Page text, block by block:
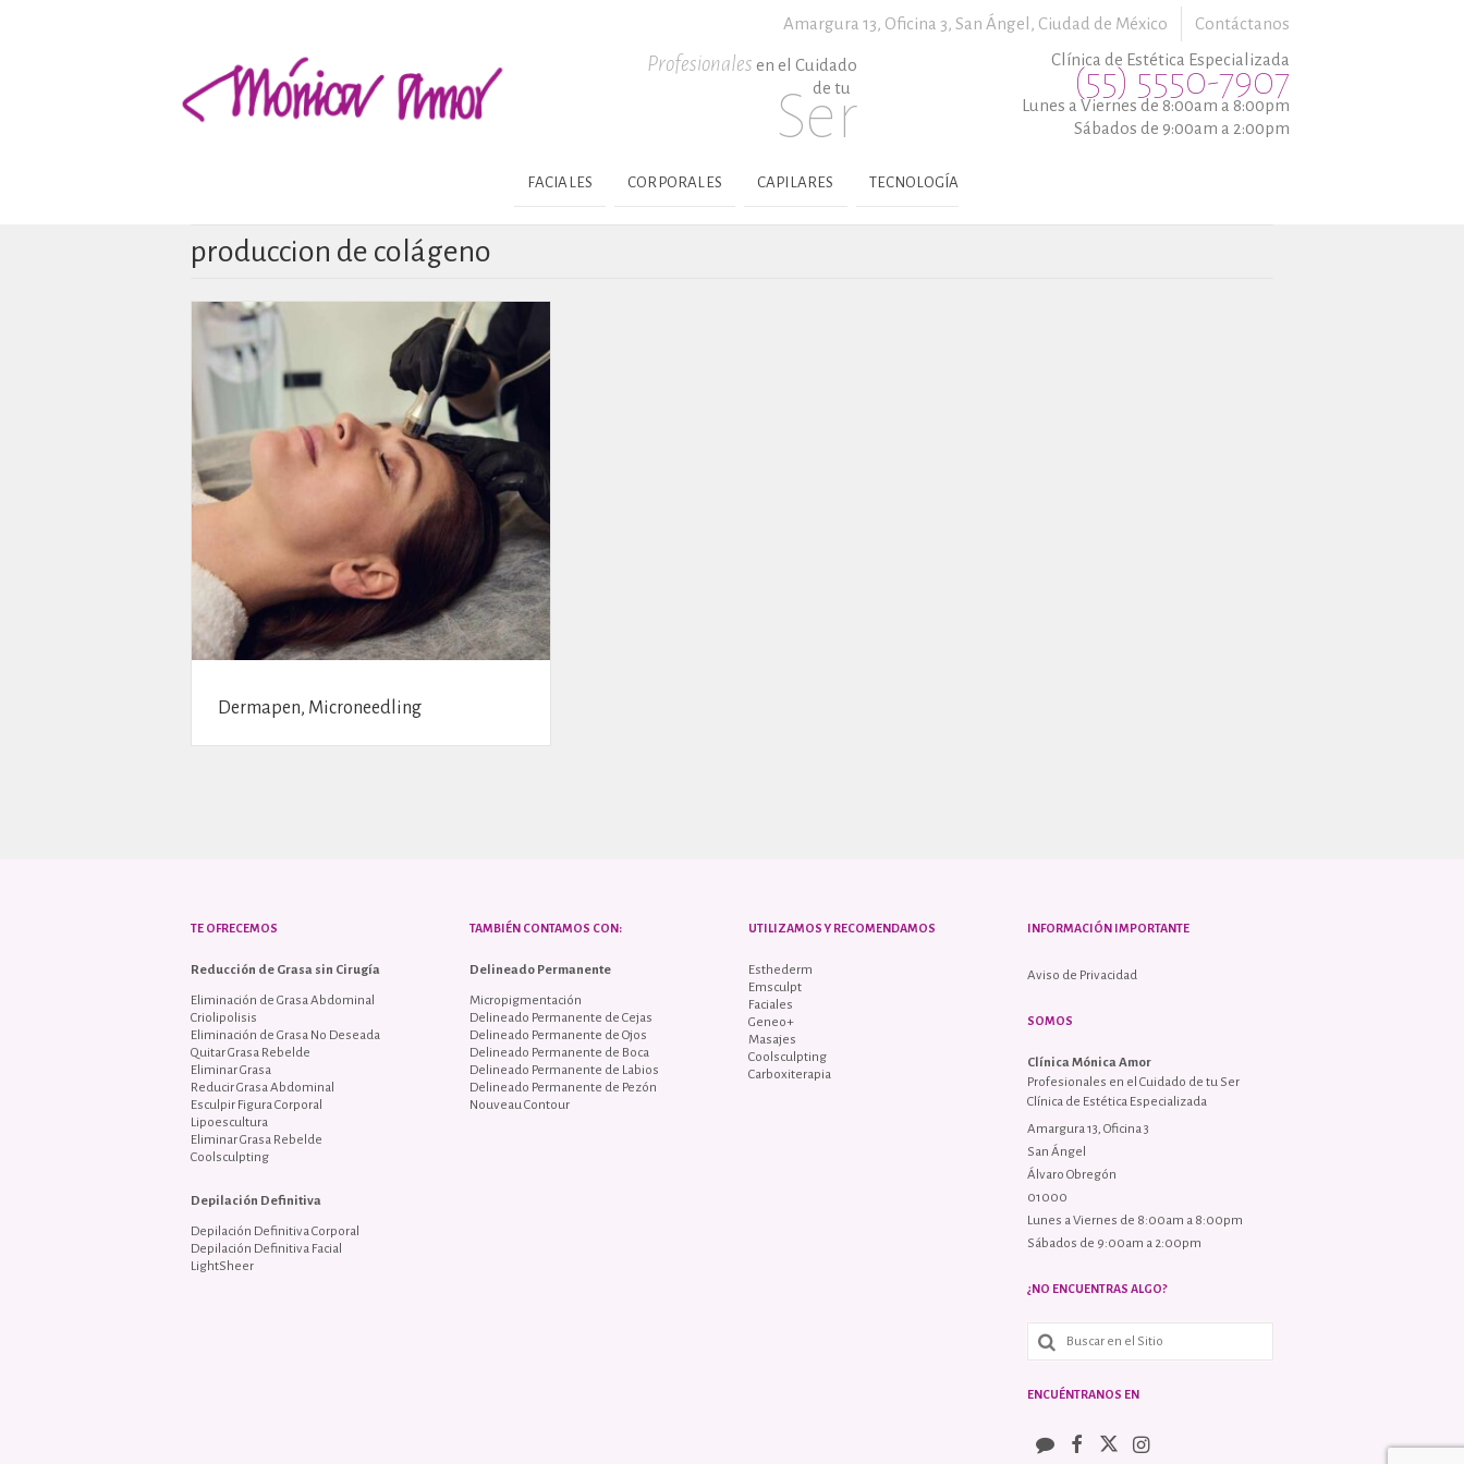
Contáctanos
Amargura 13, Oficina 3, San Ángel, Ciudad de México
Profesionales en el Cuidado
de tu
Ser
Clínica de Estética Especializada
(55) 5550-7907
Lunes a Viernes de 8:00am a 8:00pm
Sábados de 9:00am a 2:00pm
FACIALES CORPORALES CAPILARES TECNOLOGÍA
produccion de colágeno
Dermapen, Microneedling
TE OFRECEMOS
Reducción de Grasa sin Cirugía
Eliminación de Grasa Abdominal
Criolipolisis
Eliminación de Grasa No Deseada
Quitar Grasa Rebelde
Eliminar Grasa
Reducir Grasa Abdominal
Esculpir Figura Corporal
Lipoescultura
Eliminar Grasa Rebelde
Coolsculpting
Depilación Definitiva
Depilación Definitiva Corporal
Depilación Definitiva Facial
LightSheer
TAMBIÉN CONTAMOS CON:
Delineado Permanente
Micropigmentación
Delineado Permanente de Cejas
Delineado Permanente de Ojos
Delineado Permanente de Boca
Delineado Permanente de Labios
Delineado Permanente de Pezón
Nouveau Contour
UTILIZAMOS Y RECOMENDAMOS
Esthederm
Emsculpt
Faciales
Geneo+
Masajes
Coolsculpting
Carboxiterapia
INFORMACIÓN IMPORTANTE
Aviso de Privacidad
SOMOS
Clínica Mónica Amor
Profesionales en el Cuidado de tu Ser
Clínica de Estética Especializada
Amargura 13, Oficina 3
San Ángel
Álvaro Obregón
01000
Lunes a Viernes de 8:00am a 8:00pm
Sábados de 9:00am a 2:00pm
¿NO ENCUENTRAS ALGO?
ENCUÉNTRANOS EN